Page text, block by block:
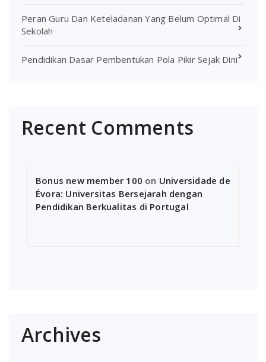
Peran Guru Dan Keteladanan Yang Belum Optimal Di
Sekolah
Pendidikan Dasar Pembentukan Pola Pikir Sejak Dini
Recent Comments
Bonus new member 100 on Universidade de
Évora: Universitas Bersejarah dengan
Pendidikan Berkualitas di Portugal
Archives